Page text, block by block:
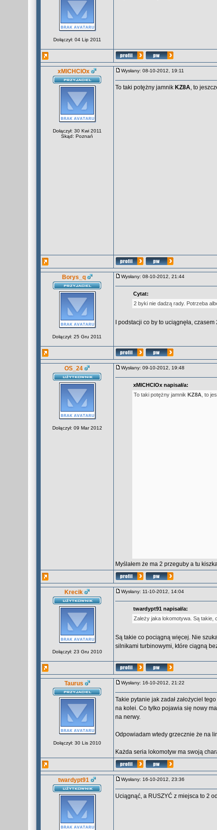
Dołączył: 04 Lip 2011
xMICHCIOx
Dołączył: 30 Kwi 2011
Skąd: Poznań
Wysłany: 08-10-2012, 19:11
To taki potężny jamnik KZ8A, to
Borys_q
Dołączył: 25 Gru 2011
Wysłany: 08-10-2012, 21:44
Cytat:
2 byki nie dadzą rady. Potrzeba
I podstacji co by to uciągnęła,
OS_24
Dołączył: 09 Mar 2012
Wysłany: 09-10-2012, 19:48
xMICHCIOx napisał/a:
To taki potężny jamnik KZ8A , to
Myślałem że ma 2 przeguby a tu
Krecik
Dołączył: 23 Gru 2010
Wysłany: 11-10-2012, 14:04
twardypt91 napisał/a:
Zależy jaka lokomotywa. Są takie,
Są takie co pociągną więcej. Nie
silnikami turbinowymi, które ciągną
Taurus
Dołączył: 30 Lis 2010
Wysłany: 16-10-2012, 21:22
Takie pytanie jak zadał założyciel
na kolei. Co tylko pojawia się nowy
na nerwy.
Odpowiadam wtedy grzecznie że na
Każda seria lokomotyw ma swoją
twardypt91 Wysłany: 16-10-2012, 23:36
Uciągnąć, a RUSZYĆ z miejsca to 2